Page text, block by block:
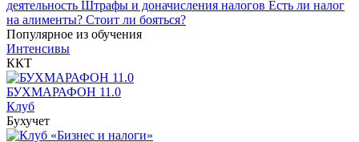
деятельность Штрафы и доначисления налогов Есть ли налог
на алименты? Стоит ли бояться?
Популярное из обучения
Интенсивы
ККТ
БУХМАРАФОН 11.0
Клуб
Бухучет